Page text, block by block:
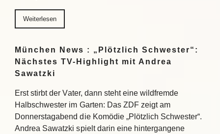
Weiterlesen
München News : „Plötzlich Schwester“:
Nächstes TV-Highlight mit Andrea
Sawatzki
Erst stirbt der Vater, dann steht eine wildfremde
Halbschwester im Garten: Das ZDF zeigt am
Donnerstagabend die Komödie „Plötzlich Schwester“.
Andrea Sawatzki spielt darin eine hintergangene